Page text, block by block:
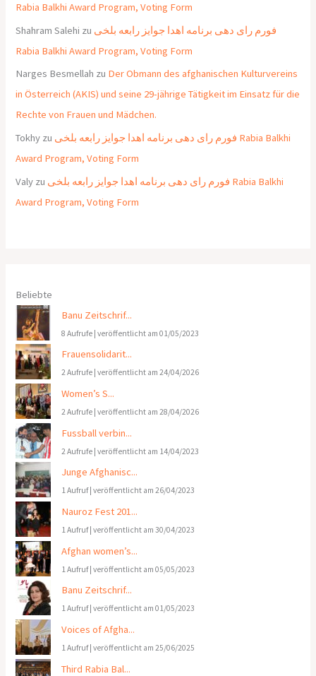
Rabia Balkhi Award Program, Voting Form
Shahram Salehi zu فورم رای دهی برنامه اهدا جوایز رابعه بلخی
Rabia Balkhi Award Program, Voting Form
Narges Besmellah zu Der Obmann des afghanischen Kulturvereins
in Österreich (AKIS) und seine 29-jährige Tätigkeit im Einsatz für die
Rechte von Frauen und Mädchen.
Tokhy zu فورم رای دهی برنامه اهدا جوایز رابعه بلخی Rabia Balkhi
Award Program, Voting Form
Valy zu فورم رای دهی برنامه اهدا جوایز رابعه بلخی Rabia Balkhi
Award Program, Voting Form
Beliebte
Banu Zeitschrif...
8 Aufrufe |veröffentlicht am 01/05/2023
Frauensolidarit...
2 Aufrufe |veröffentlicht am 24/04/2026
Women’s S...
2 Aufrufe |veröffentlicht am 28/04/2026
Fussball verbin...
2 Aufrufe |veröffentlicht am 14/04/2023
Junge Afghanisc...
1 Aufruf|veröffentlicht am 26/04/2023
Nauroz Fest 201...
1 Aufruf|veröffentlicht am 30/04/2023
Afghan women’s...
1 Aufruf|veröffentlicht am 05/05/2023
Banu Zeitschrif...
1 Aufruf|veröffentlicht am 01/05/2023
Voices of Afgha...
1 Aufruf|veröffentlicht am 25/06/2025
Third Rabia Bal...